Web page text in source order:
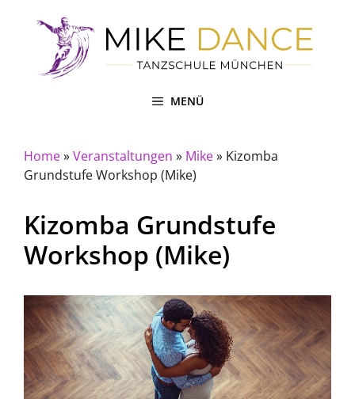
MENÜ
Home»Veranstaltungen » Mike» Kizomba
Grundstufe Workshop (Mike)
Kizomba Grundstufe
Workshop (Mike)